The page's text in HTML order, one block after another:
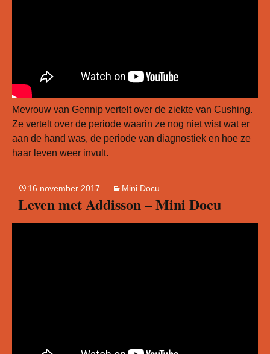
Mevrouw van Gennip vertelt over de ziekte van Cushing.
Ze vertelt over de periode waarin ze nog niet wist wat er
aan de hand was, de periode van diagnostiek en hoe ze
haar leven weer invult.
16 november 2017 Mini Docu
Leven met Addisson – Mini Docu